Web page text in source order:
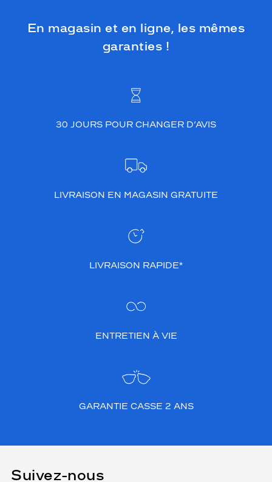
En magasin et en ligne, les mêmes
garanties !
30 JOURS POUR CHANGER D’AVIS
LIVRAISON EN MAGASIN GRATUITE
LIVRAISON RAPIDE*
ENTRETIEN À VIE
GARANTIE CASSE 2 ANS
Suivez-nous